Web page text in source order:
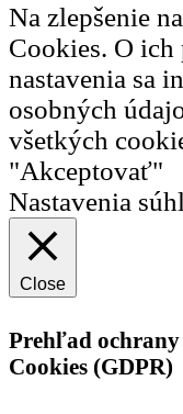
Na zlepšenie
Cookies. O ich
nastavenia sa
osobných
všetkých
"Akceptovať"
Nastavenia
Close
Prehľad ochrany
Cookies (GDPR)